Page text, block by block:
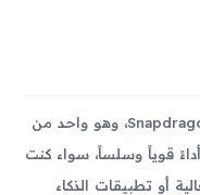
يعمل الجهاز بواسطة معالج Snapdragon 4 Gen 2، وهو واحد من
قوياً وسلساً، سواء كنت
أو تطبيقات الذكاء